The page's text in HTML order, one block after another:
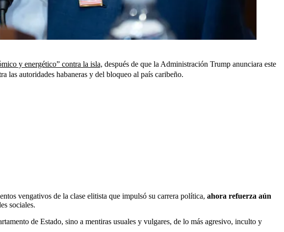
y energético” contra la isla, después de que la Administración Trump anunciara este
las autoridades habaneras y del bloqueo al país caribeño.
vengativos de la clase elitista que impulsó su carrera política, ahora refuerza aún
sociales.
de Estado, sino a mentiras usuales y vulgares, de lo más agresivo, inculto y